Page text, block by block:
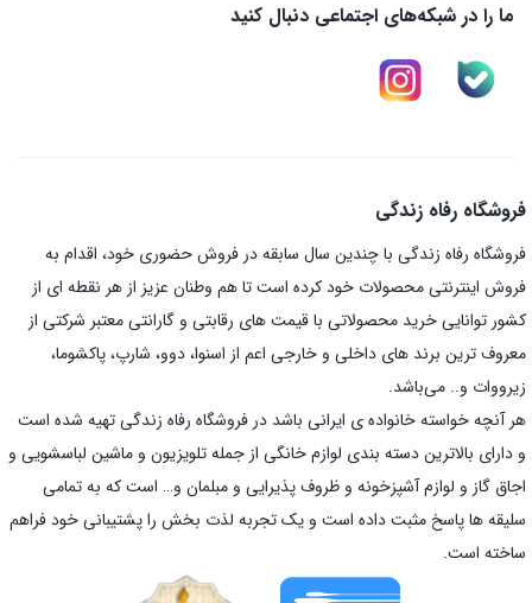
ما را در شبکه‌های اجتماعی دنبال کنید
فروشگاه رفاه زندگی
فروشگاه رفاه زندگی با چندین سال سابقه در فروش حضوری خود، اقدام به
فروش اینترنتی محصولات خود کرده است تا هم وطنان عزیز از هر نقطه ای از
کشور توانایی خرید محصولاتی با قیمت های رقابتی و گارانتی معتبر شرکتی از
معروف ترین برند های داخلی و خارجی اعم از اسنوا، دوو، شارپ، پاکشوما،
زیرووات و.. می‌باشد.
هر آنچه خواسته خانواده ی ایرانی باشد در فروشگاه رفاه زندگی تهیه شده است
و دارای بالاترین دسته بندی لوازم خانگی از جمله تلویزیون و ماشین لباسشویی و
اجاق گاز و لوازم آشپزخونه و ظروف پذیرایی و مبلمان و… است که به تمامی
سلیقه ها پاسخ مثبت داده است و یک تجربه لذت بخش را پشتیبانی خود فراهم
ساخته است.